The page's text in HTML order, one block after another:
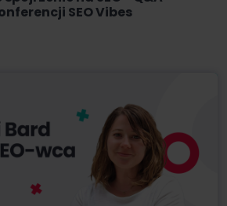
SEO Vibes